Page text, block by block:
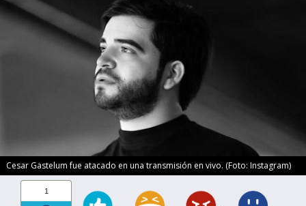
Cesar Gastelum fue atacado en una transmisión en vivo. (Foto: Instagram)
1